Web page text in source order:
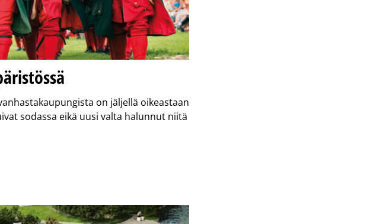
on jäljellä oikeastaan
sodassa eikä uusi valta halunnut niitä